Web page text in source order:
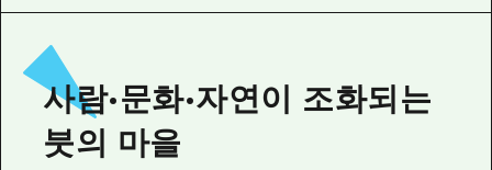
사진 다운로드
재해가 발생했을 때의 교통 정보
사람·문화·자연이 조화되는
붓의 마을